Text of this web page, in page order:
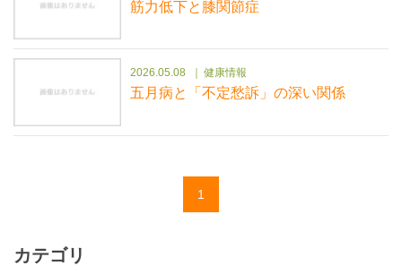
筋力低下と膝関節症
2026.05.08 健康情報
五月病と「不定愁訴」の深い関係
1
カテゴリ